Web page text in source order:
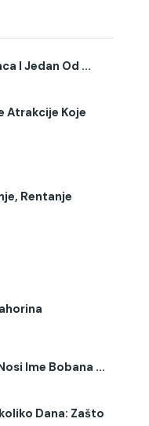
I Jedan Od ...
Atrakcije Koje
Rentanje
Ime Bobana ...
Dana: Zašto